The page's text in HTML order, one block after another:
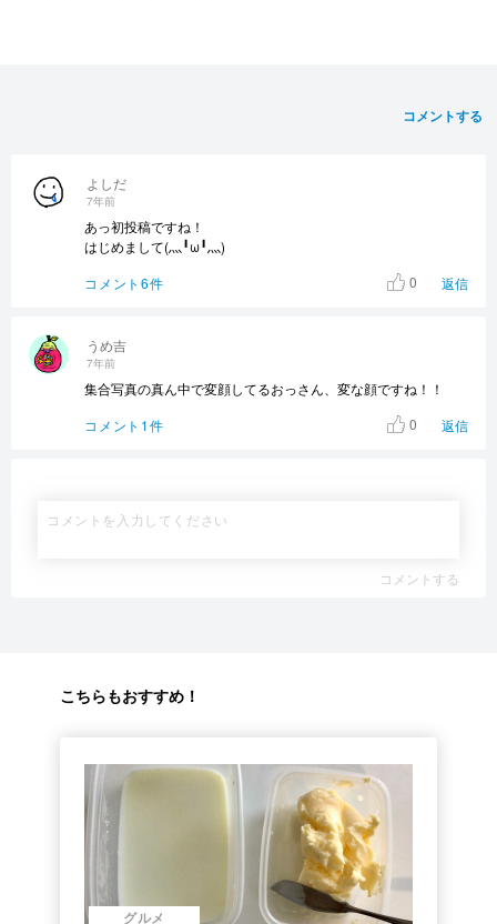
コメントする
うめ吉
7年前
集合写真の真ん中で変顔してるおっさん、変な顔ですね！！
コメント1件
0 返信
よしだ
7年前
あっ初投稿ですね！
はじめまして(灬╹ω╹灬)
コメント6件
0 返信
コメントする
こちらもおすすめ！
グルメ